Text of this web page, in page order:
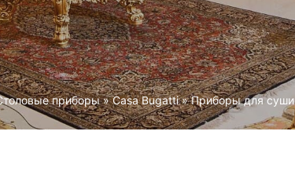
приборы »Casa Bugatti »Приборы для суши